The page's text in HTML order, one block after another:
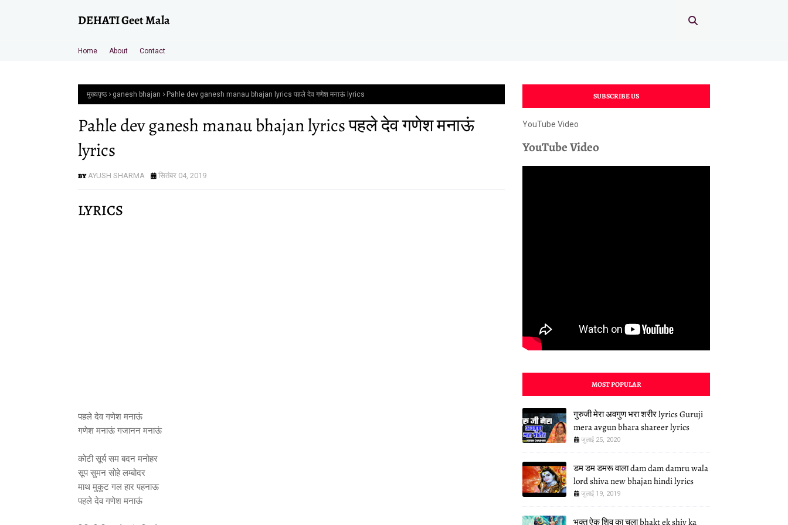
DEHATI Geet Mala
Home About Contact
मुख्यपृष्ठ ganesh bhajan Pahle dev ganesh manau bhajan lyrics पहले देव गणेश मनाऊं lyrics
Pahle dev ganesh manau bhajan lyrics पहले देव गणेश मनाऊं
lyrics
AYUSH SHARMA सितंबर 04, 2019
LYRICS
पहले देव गणेश मनाऊं
गणेश मनाऊं गजानन मनाऊं
कोटी सूर्य सम बदन मनोहर
सूप सुमन सोहे लम्बोदर
माथ मुकुट गल हार पहनाऊ
पहले देव गणेश मनाऊं
SUBSCRIBE US
YouTube Video
YouTube Video
MOST POPULAR
गुरुजी मेरा अवगुण भरा शरीर lyrics Guruji
mera avgun bhara shareer lyrics
जुलाई 25, 2020
डम डम डमरू वाला dam dam damru wala
lord shiva new bhajan hindi lyrics
जुलाई 19, 2019
भक्त ऐक शिव का चला bhakt ek shiv ka